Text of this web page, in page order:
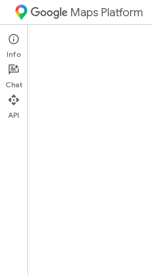
Maps Platform
Web Services
Leitfäden
Info
Chat
API